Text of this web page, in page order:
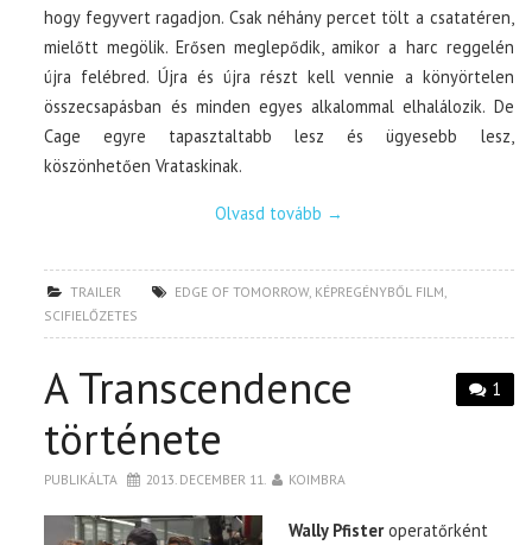
hogy fegyvert ragadjon. Csak néhány percet tölt a csatatéren,
mielőtt megölik. Erősen meglepődik, amikor a harc reggelén
újra felébred. Újra és újra részt kell vennie a könyörtelen
összecsapásban és minden egyes alkalommal elhalálozik. De
Cage egyre tapasztaltabb lesz és ügyesebb lesz,
köszönhetően Vrataskinak.
Olvasd tovább →
TRAILER EDGE OF TOMORROW, KÉPREGÉNYBŐL FILM
SCIFIELŐZETES
1
A Transcendence
története
PUBLIKÁLTA 2013. DECEMBER 11. KOIMBRA
Wally Pfisteroperatőrként